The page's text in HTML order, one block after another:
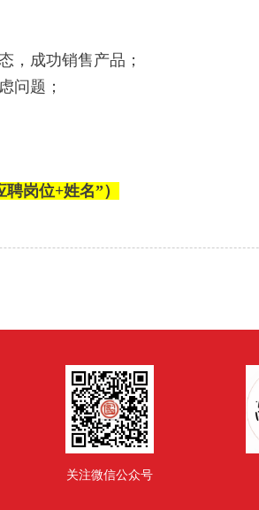
，成功销售产品；
问题；
岗位+姓名”）
关注微信公众号